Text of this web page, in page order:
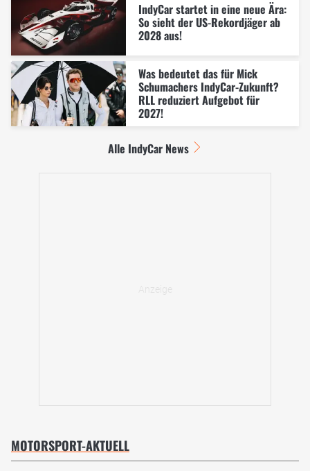
IndyCar startet in eine neue Ära:
So sieht der US-Rekordjäger ab
2028 aus!
Was bedeutet das für Mick
Schumachers IndyCar-Zukunft?
RLL reduziert Aufgebot für
2027!
Alle IndyCar News
MOTORSPORT-AKTUELL